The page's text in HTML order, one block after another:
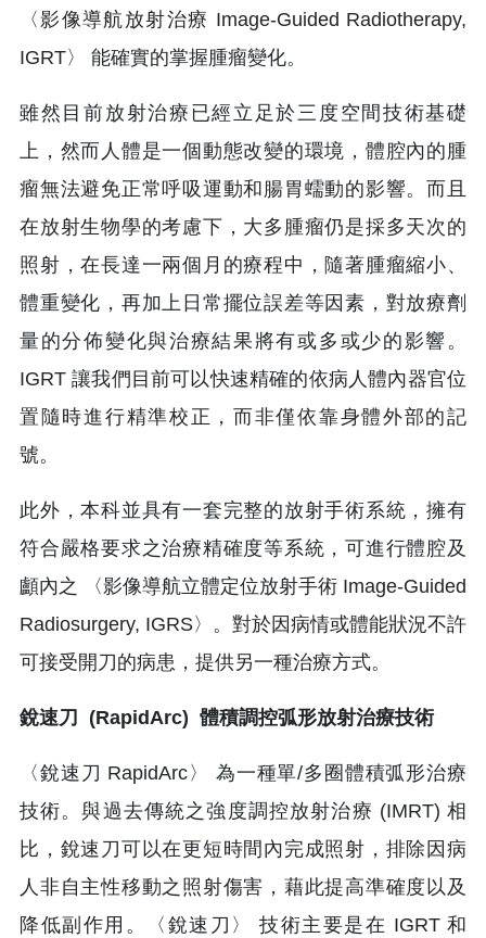
〈影像導航放射治療 Image-Guided Radiotherapy,
IGRT〉 能確實的掌握腫瘤變化。
雖然目前放射治療已經立足於三度空間技術基礎
上，然而人體是一個動態改變的環境，體腔內的腫
瘤無法避免正常呼吸運動和腸胃蠕動的影響。而且
在放射生物學的考慮下，大多腫瘤仍是採多天次的
照射，在長達一兩個月的療程中，隨著腫瘤縮小、
體重變化，再加上日常擺位誤差等因素，對放療劑
量的分佈變化與治療結果將有或多或少的影響。
IGRT 讓我們目前可以快速精確的依病人體內器官位
置隨時進行精準校正，而非僅依靠身體外部的記
號。
此外，本科並具有一套完整的放射手術系統，擁有
符合嚴格要求之治療精確度等系統，可進行體腔及
顱內之 〈影像導航立體定位放射手術 Image-Guided
Radiosurgery, IGRS〉。對於因病情或體能狀況不許
可接受開刀的病患，提供另一種治療方式。
銳速刀 (RapidArc) 體積調控弧形放射治療技術
〈銳速刀 RapidArc〉 為一種單/多圈體積弧形治療
技術。與過去傳統之強度調控放射治療 (IMRT) 相
比，銳速刀可以在更短時間內完成照射，排除因病
人非自主性移動之照射傷害，藉此提高準確度以及
降低副作用。〈銳速刀〉 技術主要是在 IGRT 和